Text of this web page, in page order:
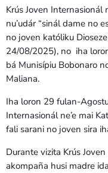
Krús Joven Internasionál
nu’udár “sinál dame no
no joven katóliku
24/08/2025), no iha
bá Munisípiu Bobonaro
Maliana.
Iha loron 29 fulan-
Internasionál ne’e mai
fali sarani no joven sira
Durante vizita Krús
akompaña husi madre